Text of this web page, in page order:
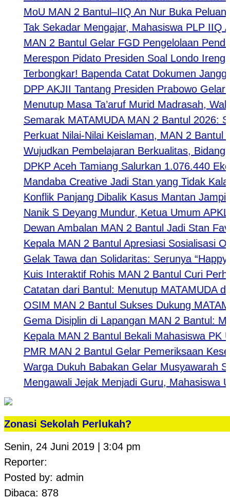
MoU MAN 2 Bantul–IIQ An Nur Buka Peluang
Tak Sekadar Mengajar, Mahasiswa PLP IIQ An
MAN 2 Bantul Gelar FGD Pengelolaan
Merespon Pidato Presiden Soal Londo Ireng:
​Terbongkar! Bapenda Catat Dokumen Janggal:
DPP AKJII Tantang Presiden Prabowo Gelar
Menutup Masa Ta’aruf Murid Madrasah,
Semarak MATAMUDA MAN 2 Bantul 2026:
Perkuat Nilai-Nilai Keislaman, MAN 2 Bantul
Wujudkan Pembelajaran Berkualitas, Bidang
DPKP Aceh Tamiang Salurkan 1.076.440 Ekor
Mandaba Creative Jadi Stan yang Tidak Kalah
Konflik Panjang Dibalik Kasus Mantan
Nanik S Deyang Mundur, Ketua Umum APKLI-
Dewan Ambalan MAN 2 Bantul Jadi Stan
Kepala MAN 2 Bantul Apresiasi Sosialisasi
Gelak Tawa dan Solidaritas: Serunya “Happy
Kuis Interaktif Rohis MAN 2 Bantul Curi
Catatan dari Bantul: Menutup MATAMUDA
OSIM MAN 2 Bantul Sukses Dukung
Gema Disiplin di Lapangan MAN 2 Bantul:
Kepala MAN 2 Bantul Bekali Mahasiswa PK
PMR MAN 2 Bantul Gelar Pemeriksaan
Warga Dukuh Babakan Gelar Musyawarah
Mengawali Jejak Menjadi Guru, Mahasiswa
Zonasi Sekolah Perlukah?
Senin, 24 Juni 2019 | 3:04 pm
Reporter:
Posted by: admin
Dibaca: 878